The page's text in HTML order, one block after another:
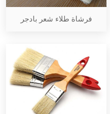
فرشاة طلاء شعر بادجر